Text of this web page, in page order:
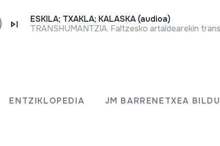
ENTZIKLOPEDIA JM BARRENETXEA
ESKILA; TXAKLA; KALASKA (audioa)